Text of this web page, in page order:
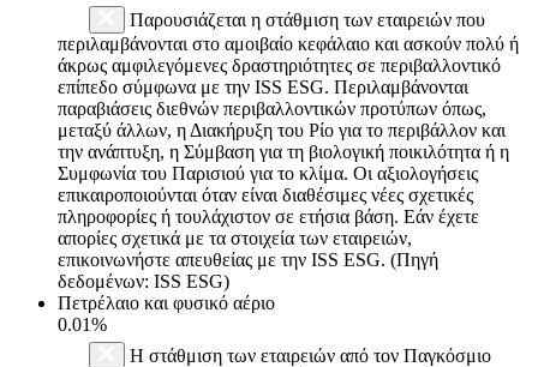
Παρουσιάζεται η στάθμιση των εταιρειών που
περιλαμβάνονται στο αμοιβαίο κεφάλαιο και ασκούν πολύ ή
άκρως αμφιλεγόμενες δραστηριότητες σε περιβαλλοντικό
επίπεδο σύμφωνα με την ISS ESG. Περιλαμβάνονται
παραβιάσεις διεθνών περιβαλλοντικών προτύπων όπως,
μεταξύ άλλων, η Διακήρυξη του Ρίο για το περιβάλλον και
την ανάπτυξη, η Σύμβαση για τη βιολογική ποικιλότητα ή η
Συμφωνία του Παρισιού για το κλίμα. Οι αξιολογήσεις
επικαιροποιούνται όταν είναι διαθέσιμες νέες σχετικές
πληροφορίες ή τουλάχιστον σε ετήσια βάση. Εάν έχετε
απορίες σχετικά με τα στοιχεία των εταιρειών,
επικοινωνήστε απευθείας με την ISS ESG. (Πηγή
δεδομένων: ISS ESG)
Πετρέλαιο και φυσικό αέριο
0.01%
Η στάθμιση των εταιρειών από τον Παγκόσμιο